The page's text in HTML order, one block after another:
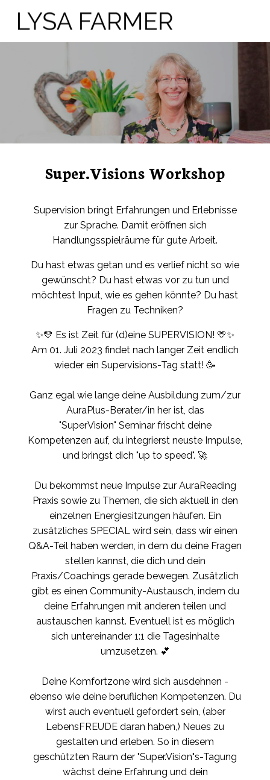
Super.Visions Workshop
Supervision bringt Erfahrungen und Erlebnisse
zur Sprache. Damit eröffnen sich
Handlungsspielräume für gute Arbeit.
Du hast etwas getan und es verlief nicht so wie
gewünscht? Du hast etwas vor zu tun und
möchtest Input, wie es gehen könnte? Du hast
Fragen zu Techniken?
✨💛 Es ist Zeit für (d)eine SUPERVISION! 💛✨
Am 01. Juli 2023 findet nach langer Zeit endlich
wieder ein Supervisions-Tag statt! 🥳
Ganz egal wie lange deine Ausbildung zum/zur
AuraPlus-Berater/in her ist, das
"SuperVision" Seminar frischt deine
Kompetenzen auf, du integrierst neuste Impulse,
und bringst dich "up to speed". 🚀
Du bekommst neue Impulse zur AuraReading
Praxis sowie zu Themen, die sich aktuell in den
einzelnen Energiesitzungen häufen. Ein
zusätzliches SPECIAL wird sein, dass wir einen
Q&A-Teil haben werden, in dem du deine Fragen
stellen kannst, die dich und dein
Praxis/Coachings gerade bewegen. Zusätzlich
gibt es einen Community-Austausch, indem du
deine Erfahrungen mit anderen teilen und
austauschen kannst. Eventuell ist es möglich
sich untereinander 1:1 die Tagesinhalte
umzusetzen. 💕
Deine Komfortzone wird sich ausdehnen -
ebenso wie deine beruflichen Kompetenzen. Du
wirst auch eventuell gefordert sein, (aber
LebensFREUDE daran haben,) Neues zu
gestalten und erleben. So in diesem
geschützten Raum der "Super.Vision"s-Tagung
wächst deine Erfahrung und dein